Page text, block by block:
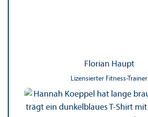
Florian Haupt
Lizensierter Fitness-Trainer